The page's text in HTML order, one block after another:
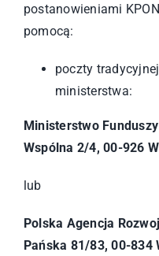
postanowieniami
pomocą:
poczty
ministerstwa:
Ministerstwo
Wspólna 2/4, 00-926
lub
Polska Agencja
Pańska 81/83, 00-834